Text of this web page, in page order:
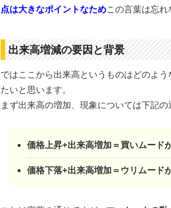
点は大きなポイントなためこの言葉は忘
出来高増減の要因と背景
ではここから出来高というものはどのよ
たいと思います。
まず出来高の増加、現象については下記
価格上昇+出来高増加＝買いムード
価格下落+出来高増加＝ウリムード